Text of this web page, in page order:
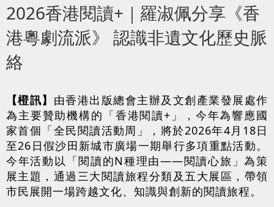
2026香港閱讀+｜羅淑佩分享《香
港粵劇流派》 認識非遺文化歷史脈
絡
【橙訊】 由香港出版總會主辦及文創產業發展處作
為主要贊助機構的「香港閱讀+」，今年為響應國
家首個「全民閱讀活動周」，將於2026年4月18日
至26日假沙田新城市廣場一期舉行多項重點活動。
今年活動以「閱讀的N種理由——閱讀心旅」為策
展主題，通過三大閱讀旅程分類及五大展區，帶領
市民展開一場跨越文化、知識與創新的閱讀旅程。